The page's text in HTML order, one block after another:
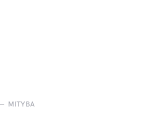
MITYBA